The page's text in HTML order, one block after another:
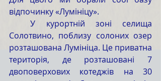
відпочинку «Лумініцу».
  У курортній зоні селища
Солотвино, поблизу солоних озер
розташована Лумініца. Це приватна
територія, де розташовані 7
двоповерхових котеджів на 30